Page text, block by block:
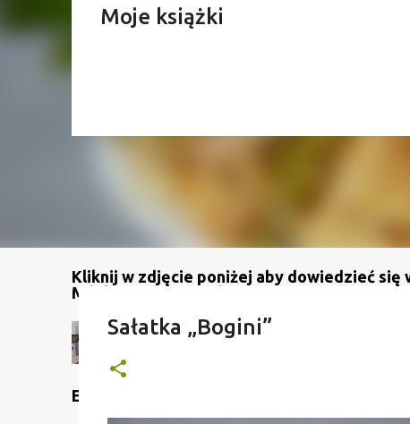
Kliknij w zdjęcie poniżej aby dowiedzieć się
Moje książki
Mój kanał na YouTube
Etykiety
Sałatka „Bogini”